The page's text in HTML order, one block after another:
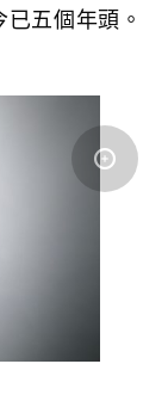
五個年頭。